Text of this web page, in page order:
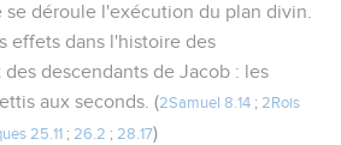
déroule l'exécution du plan divin.
effets dans l'histoire des
des descendants de Jacob : les
aux seconds. (2Samuel 8.14 ; 2Rois
25.11 ; 26.2 ; 28.17)